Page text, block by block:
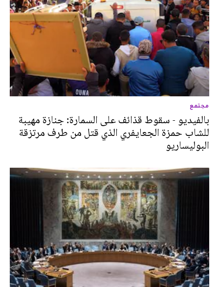
مجتمع
بالفيديو - سقوط قذائف على السمارة: جنازة مهيبة
للشاب حمزة الجعايفري الذي قتل من طرف مرتزقة
البوليساريو